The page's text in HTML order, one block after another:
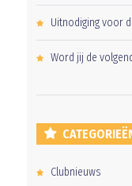
Uitnodiging voor
Word jij de
Clubnieuws